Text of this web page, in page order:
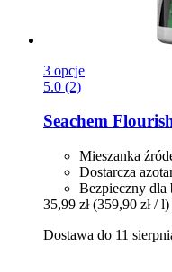
3 opcje
5.0 (2)
Seachem
Mieszanka
Dostarcza
Bezpieczny dla
35,99 zł (359,90 zł / l)
Dostawa do 11